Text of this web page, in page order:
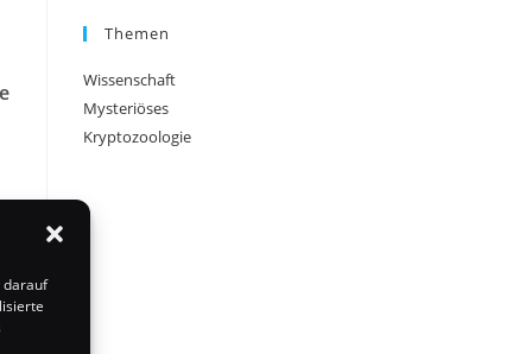
darauf
Themen
Wissenschaft
Mysteriöses
Kryptozoologie